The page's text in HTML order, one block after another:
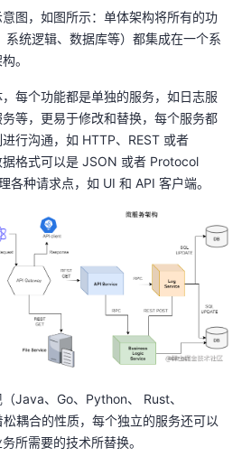
图，如图所示：单体架构将所有的功
系统逻辑、数据库等）都集成在一个系
。
每个功能都是单独的服务，如日志服
等，更易于修改和替换，每个服务都
行沟通，如 HTTP、REST 或者
格式可以是 JSON 或者 Protocol
种请求点，如 UI 和 API 客户端。
Java、Go、Python、 Rust、
耦合的性质，每个独立的服务还可以
所需要的技术所替换。